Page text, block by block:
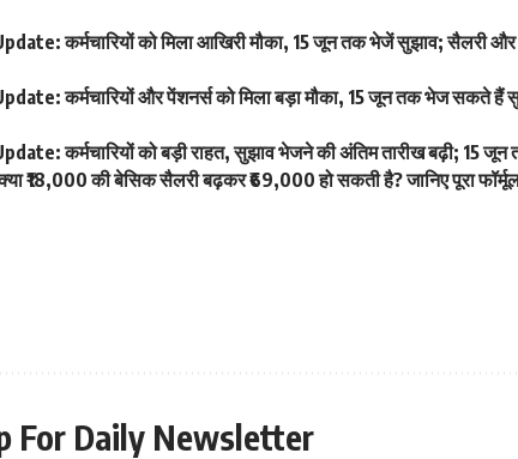
कर्मचारियों को मिला आखिरी मौका, 15 जून तक भेजें सुझाव; सैलरी और
कर्मचारियों और पेंशनर्स को मिला बड़ा मौका, 15 जून तक भेज सकते हैं
कर्मचारियों को बड़ी राहत, सुझाव भेजने की अंतिम तारीख बढ़ी; 15 जून
₹18,000 की बेसिक सैलरी बढ़कर ₹69,000 हो सकती है? जानिए पूरा
For Daily Newsletter